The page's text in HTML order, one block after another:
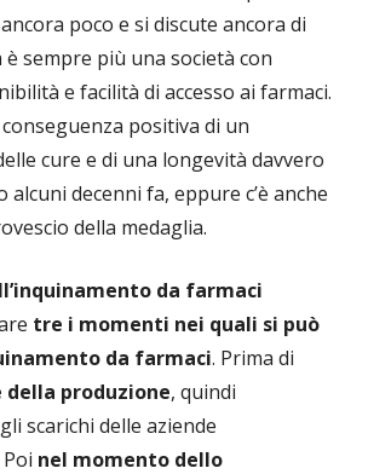
poco e si discute ancora di
sempre più una società con
e facilità di accesso ai farmaci.
positiva di un
cure e di una longevità davvero
alcuni decenni fa, eppure c’è anche
della medaglia.
da farmaci
tre i momenti nei quali si può
da farmaci. Prima di
della produzione, quindi
scarichi delle aziende
nel momento dello